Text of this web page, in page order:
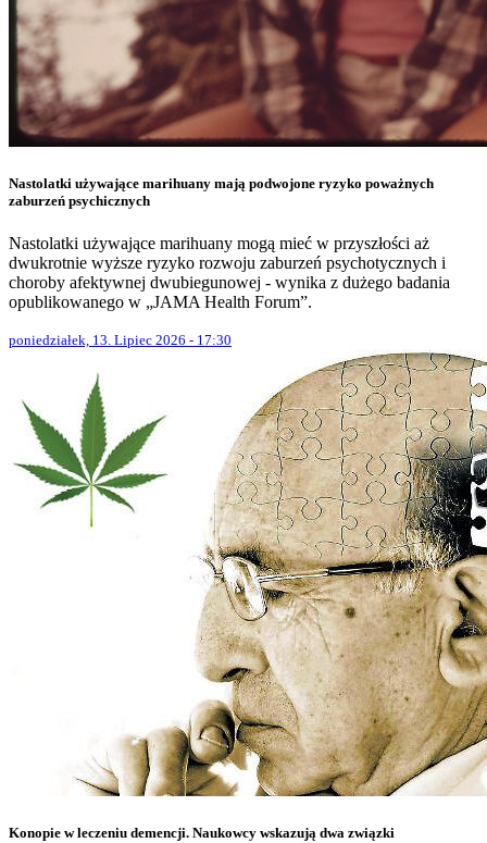
Nastolatki używające marihuany mają podwojone ryzyko poważnych
zaburzeń psychicznych
Nastolatki używające marihuany mogą mieć w przyszłości aż
dwukrotnie wyższe ryzyko rozwoju zaburzeń psychotycznych i
choroby afektywnej dwubiegunowej - wynika z dużego badania
opublikowanego w „JAMA Health Forum”.
poniedziałek, 13. Lipiec 2026 - 17:30
Konopie w leczeniu demencji. Naukowcy wskazują dwa związki